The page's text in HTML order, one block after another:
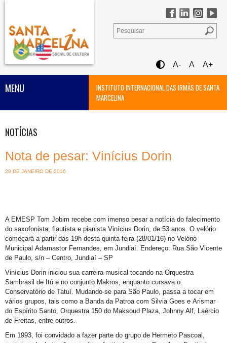
A- A A+
INSTITUTO INTERNACIONAL DAS IRMÃS DE SANTA
MARCELINA
MENU
NOTÍCIAS
Nota de pesar: Vinícius Dorin
28 DE JANEIRO DE 2016
A EMESP Tom Jobim recebe com imenso pesar a notícia do falecimento
do saxofonista, flautista e pianista Vinícius Dorin, de 53 anos. O velório
começará a partir das 19h desta quinta-feira (28/01/16) no Velório
Municipal Adamastor Fernandes, em Jundiaí. Endereço: Rua São Vicente
de Paulo, s/n – Centro, Jundiaí – SP
Vinícius Dorin iniciou sua carreira musical tocando na Orquestra
Sambrasil de Itú e no conjunto Makros, enquanto cursava o
Conservatório de Tatuí. Mudando-se para São Paulo, passa a tocar em
vários grupos, tais como a Banda da Patroa com Silvia Goes e Arismar
do Espírito Santo, Orquestra 150 do Maksoud Plaza, Johnny Alf, Laércio
de Freitas, entre outros.
Em 1993, foi convidado a fazer parte do grupo de Hermeto Pascoal,